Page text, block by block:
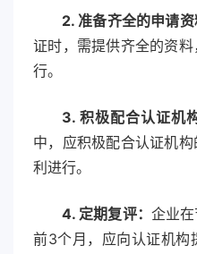
2. 准备齐全的申请
证时，需提供齐全的资
行。
3. 积极配合认证机
中，应积极配合认证机
利进行。
4. 定期复评： 企业
前3个月，应向认证机构